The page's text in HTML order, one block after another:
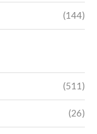
(144)
(511)
(26)